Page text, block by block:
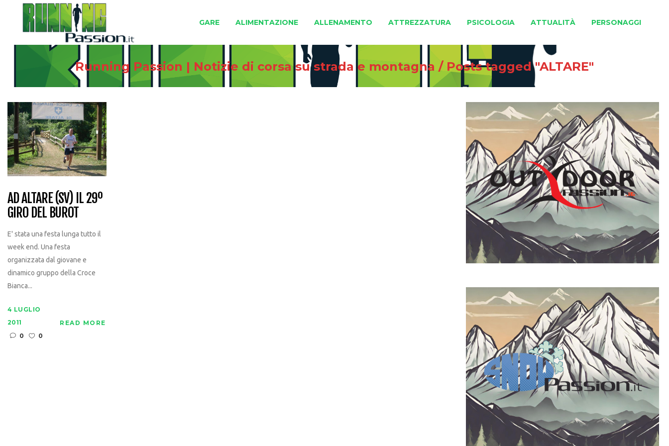
GARE ALIMENTAZIONE ALLENAMENTO ATTREZZATURA PSICOLOGIA ATTUALITÀ PERSONAGGI
Running Passion | Notizie di corsa su strada e montagna /Posts tagged "ALTARE"
AD ALTARE (SV) IL 29º
GIRO DEL BUROT
E' stata una festa lunga tutto il
week end. Una festa
organizzata dal giovane e
dinamico gruppo della Croce
Bianca...
4 LUGLIO
2011
0
0
READ MORE